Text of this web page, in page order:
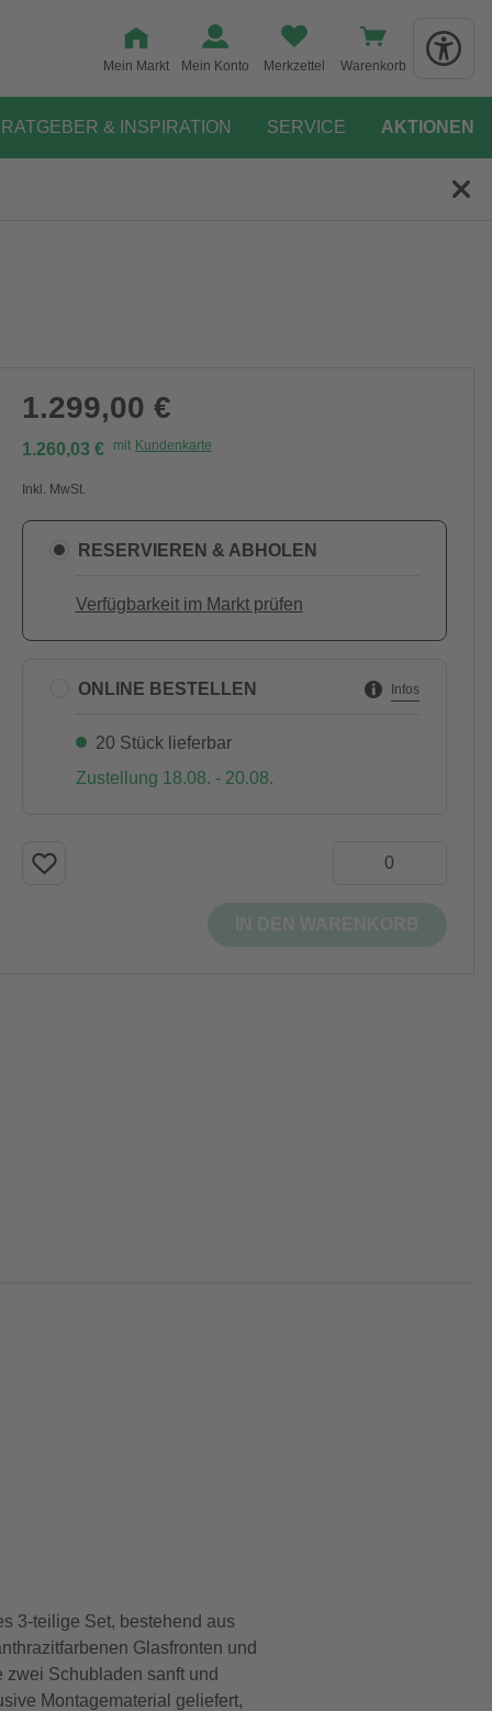
Mein Markt Mein Konto Merkzettel Warenkorb
RATGEBER & INSPIRATION SERVICE AKTIONEN
1.299,00 €
1.260,03 € mit Kundenkarte
Inkl. MwSt.
RESERVIEREN & ABHOLEN
Verfügbarkeit im Markt prüfen
ONLINE BESTELLEN Infos
20 Stück lieferbar
Zustellung 18.08. - 20.08.
3-teilige Set, bestehend aus
Glasfronten und
Schubladen sanft und
Montagematerial geliefert,